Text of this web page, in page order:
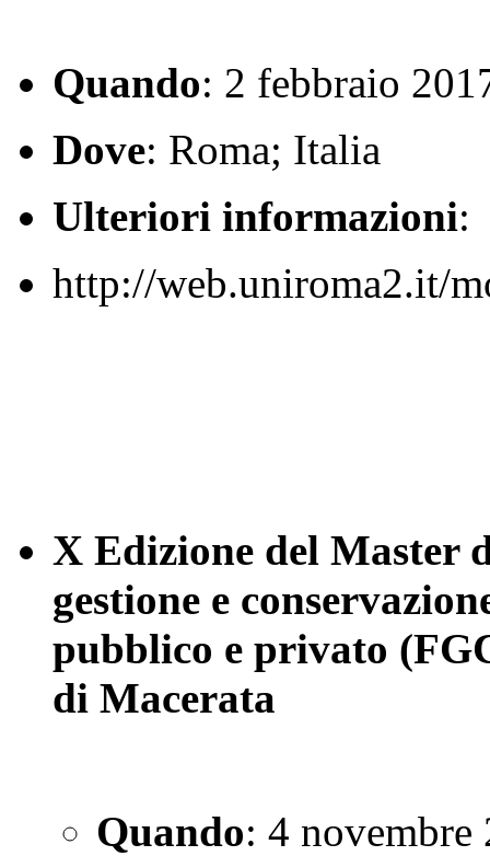
Quando: 2 febbraio
Dove: Roma; Italia
Ulteriori informazioni:
http://web.uniroma2.it/
X Edizione del Master
gestione e
pubblico e privato
di Macerata
Quando: 4 novembre